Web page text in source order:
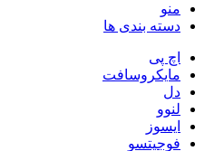
منو
دسته بندی ها
اچ پی
مایکروسافت
دل
لنوو
ایسوز
فوجیتسو